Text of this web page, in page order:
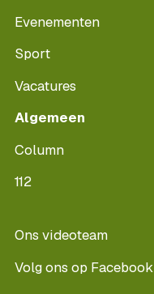
Evenementen
Sport
Vacatures
Algemeen
Column
112
Ons videoteam
Volg ons op Facebook